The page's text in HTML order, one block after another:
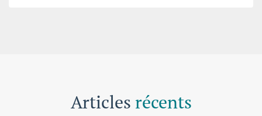
Articles récents